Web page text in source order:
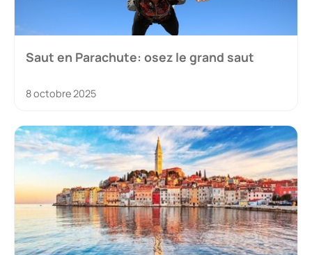
Saut en Parachute: osez le grand saut
8 octobre 2025